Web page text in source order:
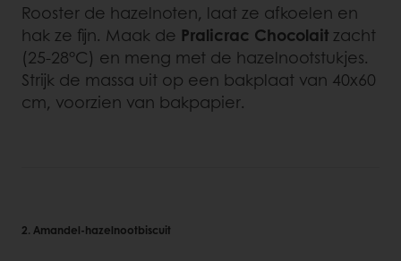
Rooster de hazelnoten, laat ze afkoelen en
hak ze fijn. Maak de Pralicrac Chocolaitzacht
(25-28°C) en meng met de hazelnootstukjes.
Strijk de massa uit op een bakplaat van 40x60
cm, voorzien van bakpapier.
2. Amandel-hazelnootbiscuit